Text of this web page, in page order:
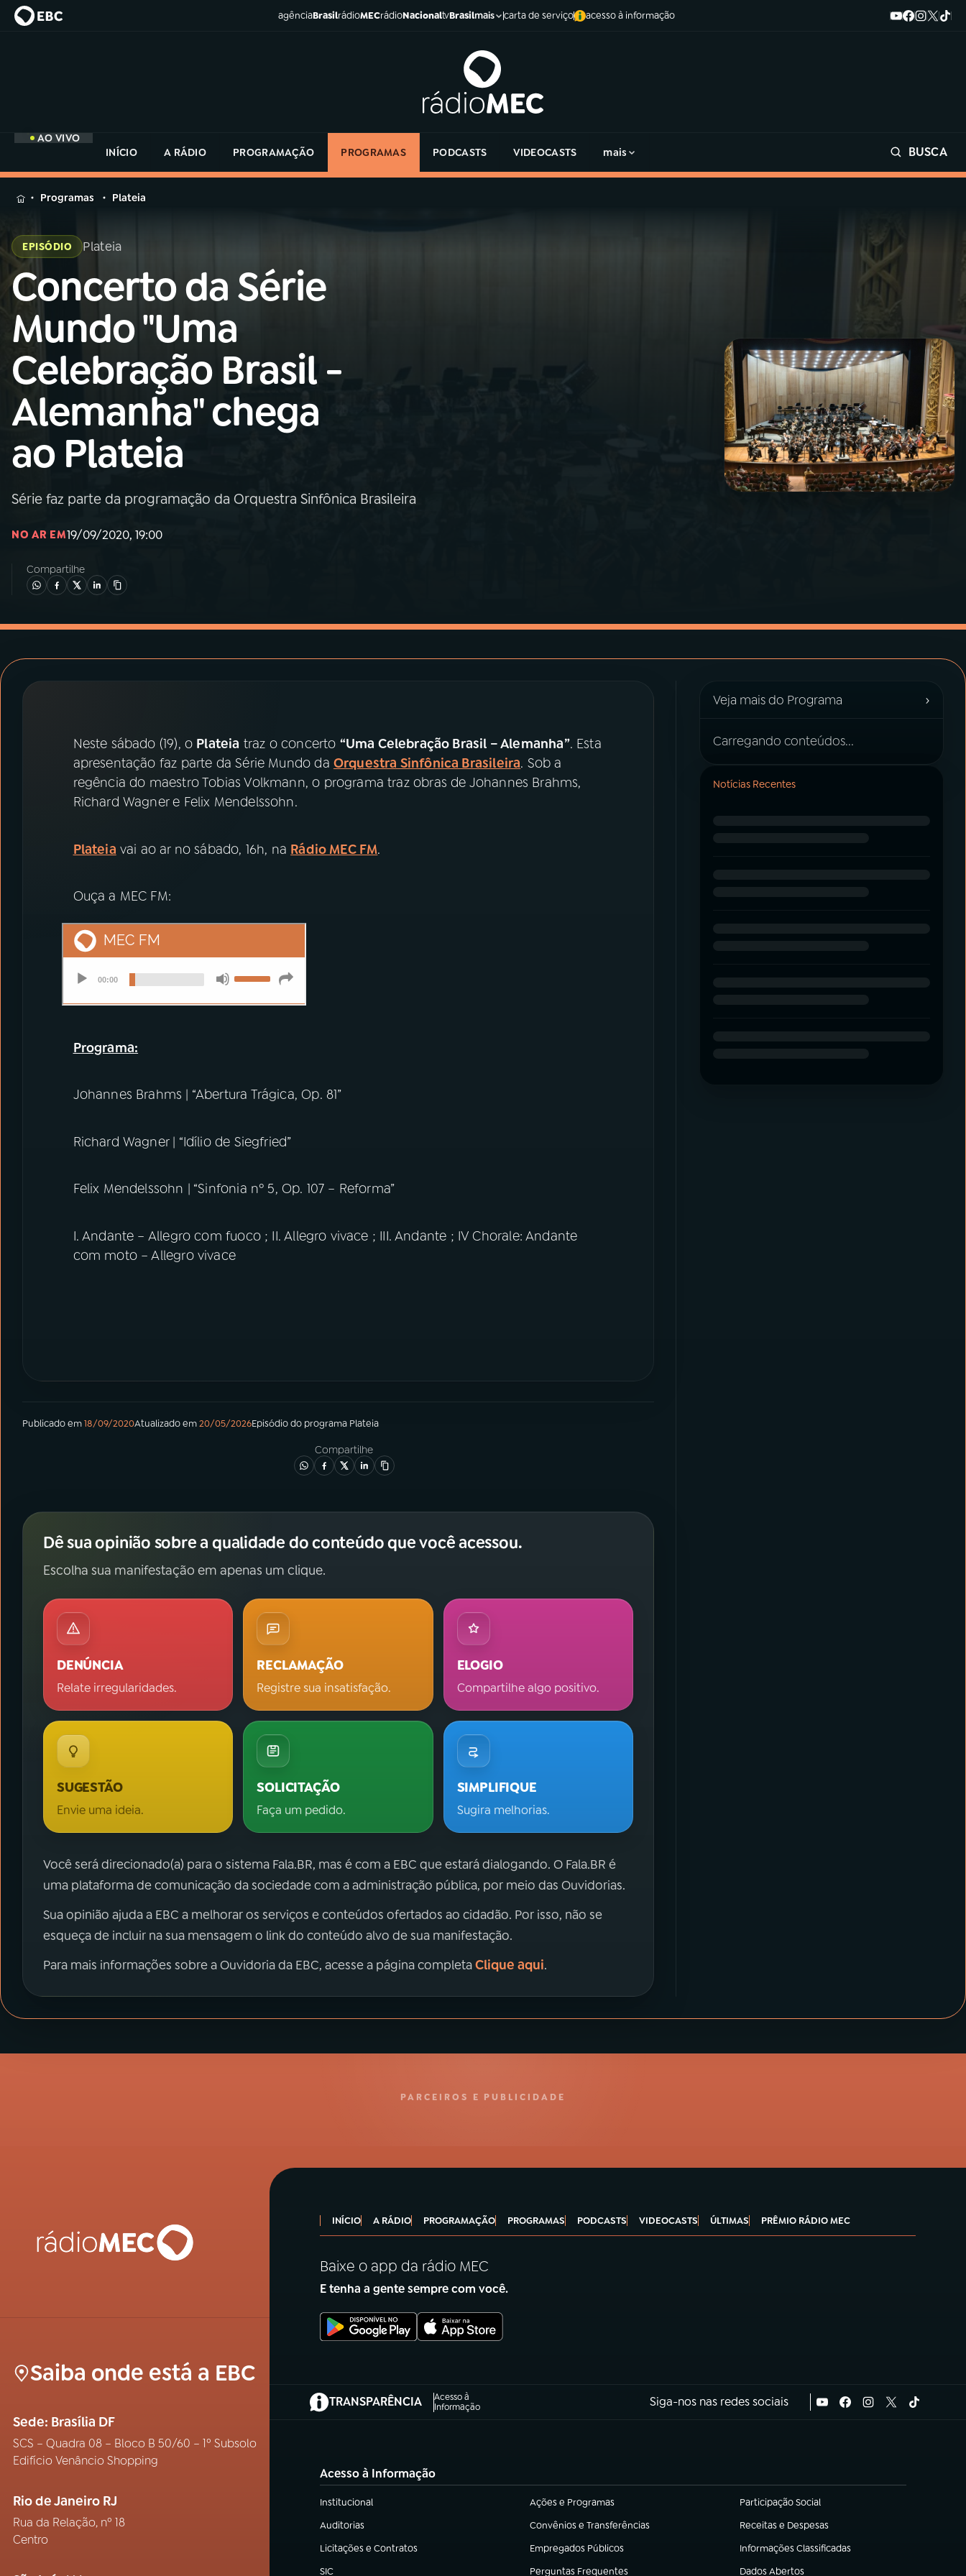
agênciaBrasilrádioMECrádioNacionaltvBrasilmais carta de serviço acesso à informação
AO VIVO
INÍCIO
A RÁDIO PROGRAMAÇÃO PROGRAMAS PODCASTS VIDEOCASTS mais BUSCA
MENU
Buscar
na
Rádio
MEC
01INÍCIO
02A RÁDIO
03 PROGRAMAÇÃO
04PROGRAMAS
06VIDEOCASTS
ACOMPANHE A RÁDIO MEC
Facebook
na
Rádio
MEC
Programas Plateia
EPISÓDIO Plateia
Concerto da Série
Mundo "Uma
Celebração Brasil -
Alemanha" chega
ao Plateia
Série faz parte da programação da Orquestra Sinfônica Brasileira
NO AR EM19/09/2020, 19:00
Compartilhe
Neste sábado (19), o Plateia traz o concerto “Uma Celebração Brasil – Alemanha”. Esta
apresentação faz parte da Série Mundo da Orquestra Sinfônica Brasileira. Sob a
regência do maestro Tobias Volkmann, o programa traz obras de Johannes Brahms,
Richard Wagner e Felix Mendelssohn.
Plateia vai ao ar no sábado, 16h, na Rádio MEC FM.
Ouça a MEC FM:
Programa:
Johannes Brahms | “Abertura Trágica, Op. 81”
Richard Wagner | “Idílio de Siegfried”
Felix Mendelssohn | “Sinfonia nº 5, Op. 107 – Reforma”
I. Andante – Allegro com fuoco ; II. Allegro vivace ; III. Andante ; IV Chorale: Andante
com moto – Allegro vivace
Publicado em18/09/2020Atualizado em20/05/2026Episódiodo programa Plateia
Compartilhe
Dê sua opinião sobre a qualidade do conteúdo que você acessou.
Escolha sua manifestação em apenas um clique.
DENÚNCIA
Relate irregularidades.
RECLAMAÇÃO
Registre sua insatisfação.
ELOGIO
Compartilhe algo positivo.
SUGESTÃO
Envie uma ideia.
SOLICITAÇÃO
Faça um pedido.
SIMPLIFIQUE
Sugira melhorias.
Você será direcionado(a) para o sistema Fala.BR, mas é com a EBC que estará dialogando. O Fala.BR é
uma plataforma de comunicação da sociedade com a administração pública, por meio das Ouvidorias.
Sua opinião ajuda a EBC a melhorar os serviços e conteúdos ofertados ao cidadão. Por isso, não se
esqueça de incluir na sua mensagem o link do conteúdo alvo de sua manifestação.
Para mais informações sobre a Ouvidoria da EBC, acesse a página completaClique aqui.
Veja mais do Programa ›
Carregando conteúdos...
Notícias Recentes
PARCEIROS E PUBLICIDADE
Saiba onde está a EBC
Sede: Brasília DF
SCS – Quadra 08 – Bloco B 50/60 – 1º Subsolo
Edifício Venâncio Shopping
Rio de Janeiro RJ
Rua da Relação, nº 18
Centro
INÍCIO A RÁDIO PROGRAMAÇÃO PROGRAMAS PODCASTS VIDEOCASTS ÚLTIMAS PRÊMIO RÁDIO MEC
Baixe o app da rádio MEC
E tenha a gente sempre com você.
TRANSPARÊNCIA
Acesso à
Informação
(abre em nova aba) Siga-nos nas redes sociais
Acesso à Informação
Institucional
(abre em nova aba) Ações e Programas
(abre em nova aba) Participação Social
(abre em nova aba)
Auditorias
(abre em nova aba) Convênios e Transferências
(abre em nova aba) Receitas e Despesas
(abre em nova aba)
Licitações e Contratos
(abre em nova aba) Empregados Públicos
(abre em nova aba) Informações Classificadas
(abre em nova aba)
SIC
Perguntas Frequentes Dados Abertos